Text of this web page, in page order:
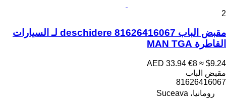
2
مقبض الباب deschidere 81626416067 لـ السيارات
القاطرة MAN TGA
AED 33.94 €8 ≈ $9.24
مقبض الباب
81626416067
رومانيا، Suceava